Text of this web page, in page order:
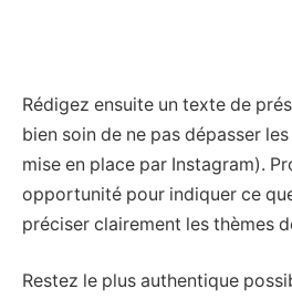
Rédigez ensuite un texte de
bien soin de ne pas dépasser
mise en place par Instagram).
opportunité pour indiquer ce
préciser clairement les thèmes
Restez le plus authentique